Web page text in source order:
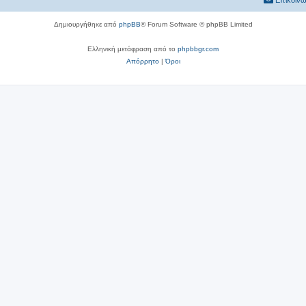
Δημιουργήθηκε από phpBB® Forum Software © phpBB Limited
Ελληνική μετάφραση από το phpbbgr.com
Απόρρητο|Όροι